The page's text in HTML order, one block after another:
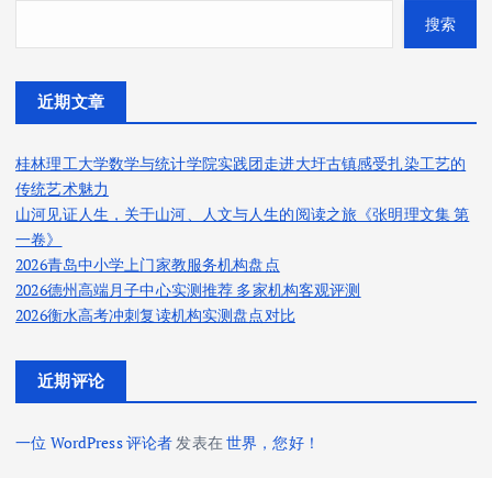
搜索
近期文章
桂林理工大学数学与统计学院实践团走进大圩古镇感受扎染工艺的
传统艺术魅力
山河见证人生，关于山河、人文与人生的阅读之旅《张明理文集 第
一卷》
2026青岛中小学上门家教服务机构盘点
2026德州高端月子中心实测推荐 多家机构客观评测
2026衡水高考冲刺复读机构实测盘点对比
近期评论
一位 WordPress 评论者发表在世界，您好！